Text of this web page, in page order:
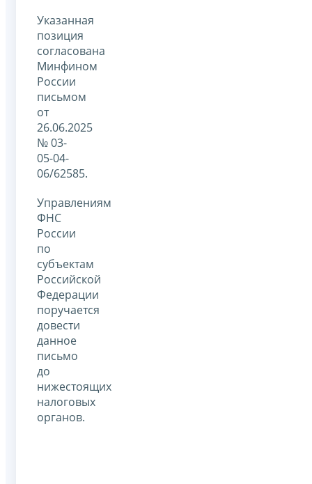
Указанная
позиция
согласована
Минфином
России
письмом
от
26.06.2025
№ 03-
05-04-
06/62585.
Управлениям
ФНС
России
по
субъектам
Российской
Федерации
поручается
довести
данное
письмо
до
нижестоящих
налоговых
органов.